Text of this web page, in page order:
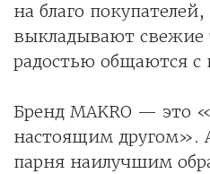
на благо
выкладывают свежие
радостью общаются с
Бренд MAKRO — это
настоящим другом».
парня наилучшим